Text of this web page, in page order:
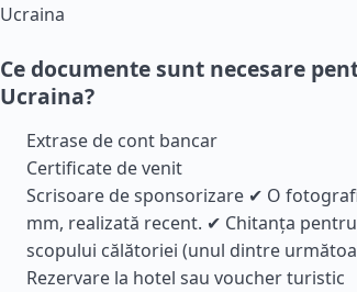
Ucraina
Ce documente sunt necesare
Ucraina?
Extrase de cont bancar
Certificate de venit
Scrisoare de sponsorizare ✔ O
mm, realizată recent. ✔ Chitanța
scopului călătoriei (unul dintre
Rezervare la hotel sau voucher turistic